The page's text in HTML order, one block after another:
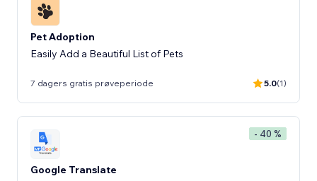
Pet Adoption
Easily Add a Beautiful List of Pets
7 dagers gratis prøveperiode 5.0(1)
- 40 %
Google Translate